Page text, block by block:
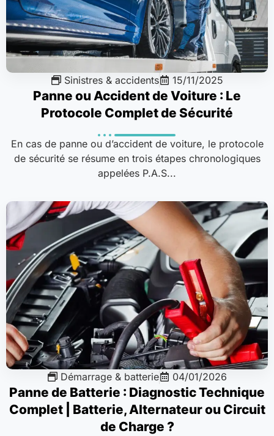
Sinistres & accidents 15/11/2025
Panne ou Accident de Voiture : Le
Protocole Complet de Sécurité
En cas de panne ou d’accident de voiture, le protocole
de sécurité se résume en trois étapes chronologiques
appelées P.A.S...
Démarrage & batterie 04/01/2026
Panne de Batterie : Diagnostic Technique
Complet | Batterie, Alternateur ou Circuit
de Charge ?